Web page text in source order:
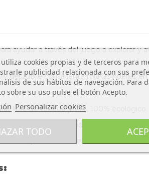
ayudar a través del juego a explorar
descubre con la lente roja las huellas en
libre de tóxicos (BPA), 100% ecológico.
se divierten todos juntos.
para resolver el problema.
cookies propias y de terceros para
publicidad relacionada con sus
de sus hábitos de navegación. Para
sobre su uso pulse el botón Acepto.
Personalizar cookies
TODO